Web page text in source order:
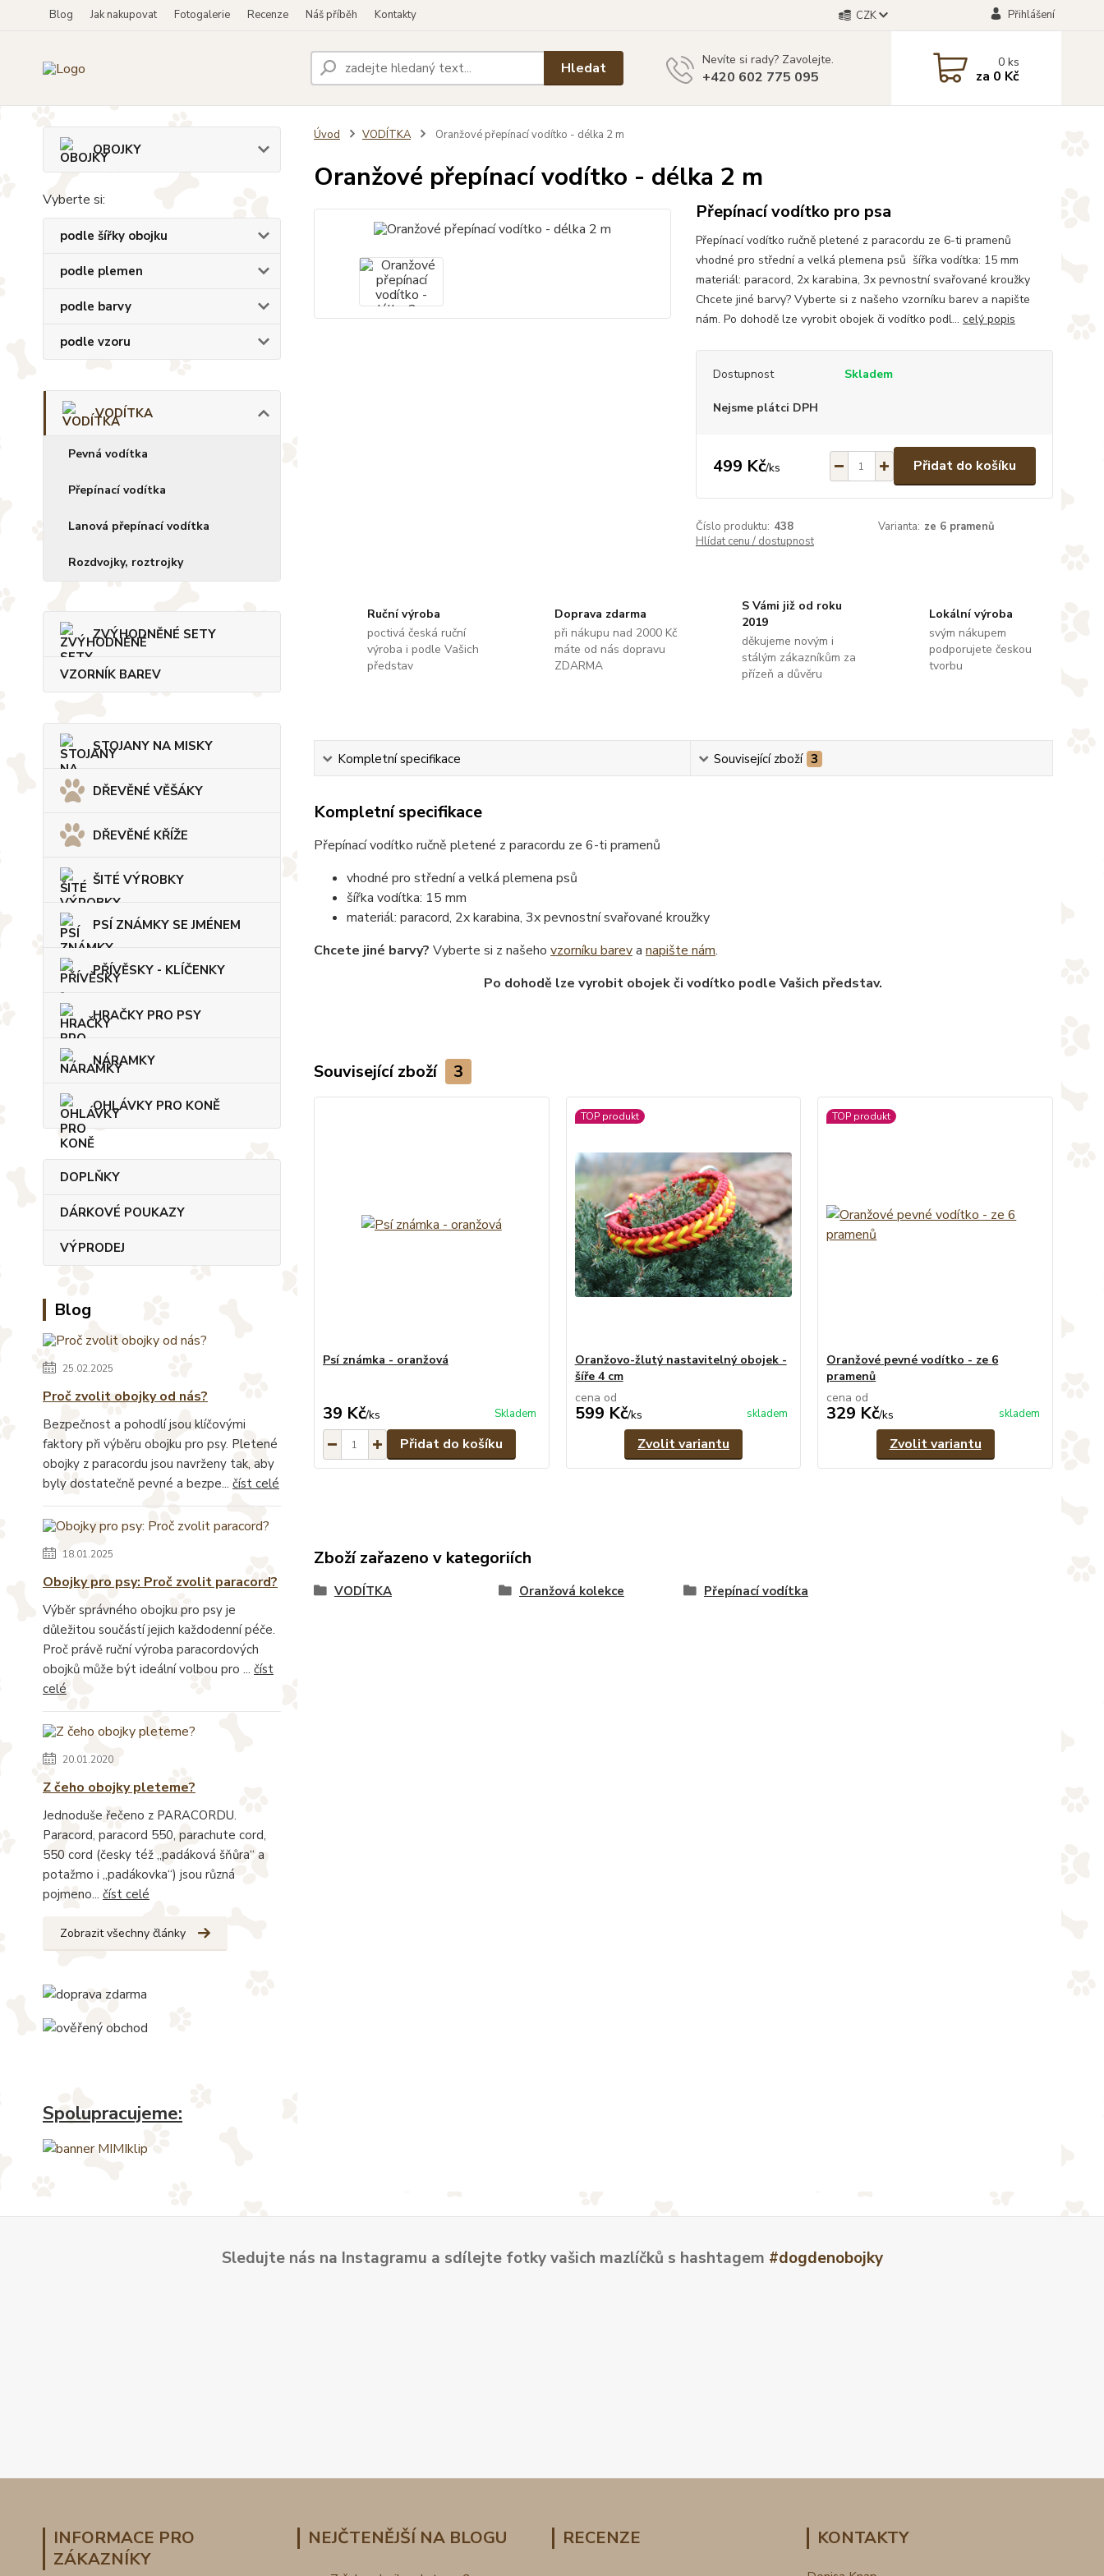
Blog Jak nakupovat Fotogalerie Recenze Náš příběh Kontakty CZK Přihlášení
Hledat Nevíte si rady? Zavolejte.
+420 602 775 095
0ks
za 0 Kč
OBOJKY
Vyberte si:
podle šířky obojku
podle plemen
podle barvy
podle vzoru
VODÍTKA
Pevná vodítka
Přepínací vodítka
Lanová přepínací vodítka
Rozdvojky, roztrojky
ZVÝHODNĚNÉ SETY
VZORNÍK BAREV
STOJANY NA MISKY
DŘEVĚNÉ VĚŠÁKY
DŘEVĚNÉ KŘÍŽE
ŠITÉ VÝROBKY
PSÍ ZNÁMKY SE JMÉNEM
PŘÍVĚSKY - KLÍČENKY
HRAČKY PRO PSY
NÁRAMKY
OHLÁVKY PRO KONĚ
DOPLŇKY
DÁRKOVÉ POUKAZY
VÝPRODEJ
Blog
25.02.2025
Proč zvolit obojky od nás?
Bezpečnost a pohodlí jsou klíčovými
faktory při výběru obojku pro psy. Pletené
obojky z paracordu jsou navrženy tak, aby
byly dostatečně pevné a bezpe... číst celé
18.01.2025
Obojky pro psy: Proč zvolit paracord?
Výběr správného obojku pro psy je
důležitou součástí jejich každodenní péče.
Proč právě ruční výroba paracordových
obojků může být ideální volbou pro ... číst
celé
20.01.2020
Z čeho obojky pleteme?
Jednoduše řečeno z PARACORDU.
Paracord, paracord 550, parachute cord,
550 cord (česky též „padáková šňůra“ a
potažmo i „padákovka“) jsou různá
pojmeno... číst celé
Zobrazit všechny články
Spolupracujeme:
Úvod VODÍTKA Oranžové přepínací vodítko - délka 2 m
Oranžové přepínací vodítko - délka 2 m
Přepínací vodítko pro psa
Přepínací vodítko ručně pletené z paracordu ze 6-ti pramenů
vhodné pro střední a velká plemena psů šířka vodítka: 15 mm
materiál: paracord, 2x karabina, 3x pevnostní svařované kroužky
Chcete jiné barvy? Vyberte si z našeho vzorníku barev a napište
nám. Po dohodě lze vyrobit obojek či vodítko podl... celý popis
Dostupnost Skladem
Nejsme plátci DPH
499 Kč/ks Přidat do košíku
Číslo produktu: 438 Varianta: ze 6 pramenů
Hlídat cenu / dostupnost
Ruční výroba
poctivá česká ruční
výroba i podle Vašich
představ
Doprava zdarma
při nákupu nad 2000 Kč
máte od nás dopravu
ZDARMA
S Vámi již od roku
2019
děkujeme novým i
stálým zákazníkům za
přízeň a důvěru
Lokální výroba
svým nákupem
podporujete českou
tvorbu
Kompletní specifikace Související zboží 3
Kompletní specifikace
Přepínací vodítko ručně pletené z paracordu ze 6-ti pramenů
vhodné pro střední a velká plemena psů
šířka vodítka: 15 mm
materiál: paracord, 2x karabina, 3x pevnostní svařované kroužky
Chcete jiné barvy? Vyberte si z našeho vzorníku bareva napište nám.
Po dohodě lze vyrobit obojek či vodítko podle Vašich představ.
Související zboží 3
Psí známka - oranžová
39 Kč/ks Skladem
Přidat do košíku
TOP produkt
Oranžovo-žlutý nastavitelný obojek -
šíře 4 cm
cena od
599 Kč/ks skladem
Zvolit variantu
TOP produkt
Oranžové pevné vodítko - ze 6
pramenů
cena od
329 Kč/ks skladem
Zvolit variantu
Zboží zařazeno v kategoriích
VODÍTKA Oranžová kolekce Přepínací vodítka
Sledujte nás na Instagramu a sdílejte fotky vašich mazlíčků s hashtagem #dogdenobojky
INFORMACE PRO
ZÁKAZNÍKY
NEJČTENĚJŠÍ NA BLOGU RECENZE KONTAKTY